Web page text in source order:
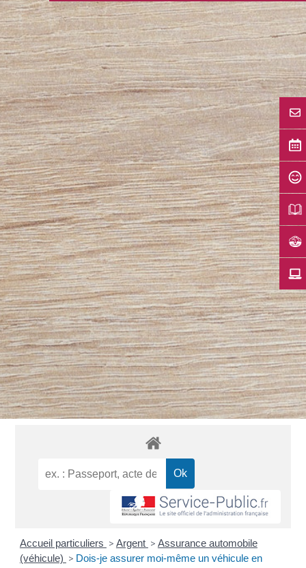
Accueil particuliers > Argent > Assurance automobile
(véhicule) > Dois-je assurer moi-même un véhicule en